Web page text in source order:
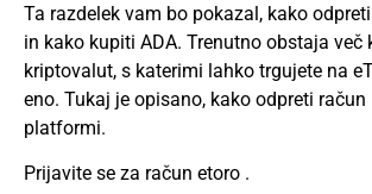
Ta razdelek vam bo pokazal, kako
in kako kupiti ADA. Trenutno obstaja več
kriptovalut, s katerimi lahko trgujete na
eno. Tukaj je opisano, kako odpreti
platformi.
Prijavite se za račun etoro .